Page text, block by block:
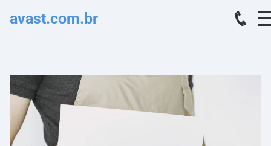
avast.com.br